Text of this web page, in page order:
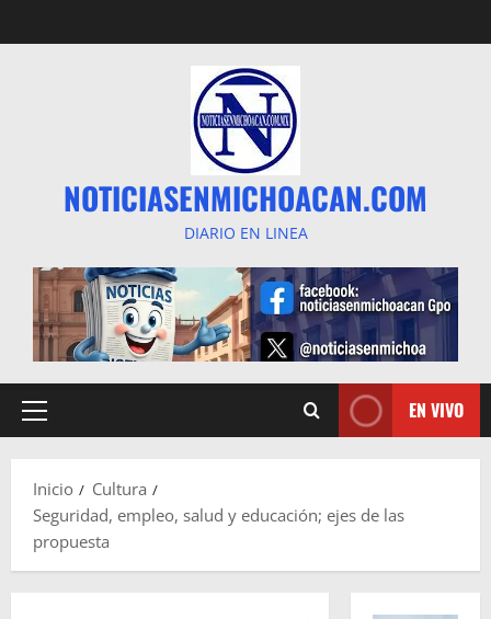
al
NOTICIASENMICHOACAN.COM
DIARIO EN LINEA
Menú
EN VIVO
Inicio
Cultura
Seguridad, empleo, salud y educación; ejes de las
propuesta